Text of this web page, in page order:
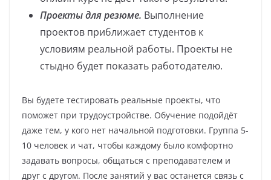
Проекты для резюме. Выполнение
проектов приближает студентов к
условиям реальной работы. Проекты не
стыдно будет показать работодателю.
Вы будете тестировать реальные проекты, что
поможет при трудоустройстве. Обучение подойдёт
даже тем, у кого нет начальной подготовки. Группа 5-
10 человек и чат, чтобы каждому было комфортно
задавать вопросы, общаться с преподавателем и
друг с другом. После занятий у вас останется связь с